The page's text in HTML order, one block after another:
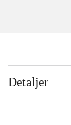
Detaljer